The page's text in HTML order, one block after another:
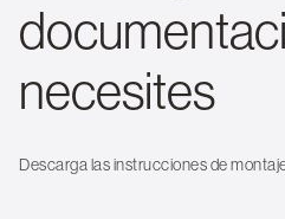
necesites
Descarga las instrucciones de